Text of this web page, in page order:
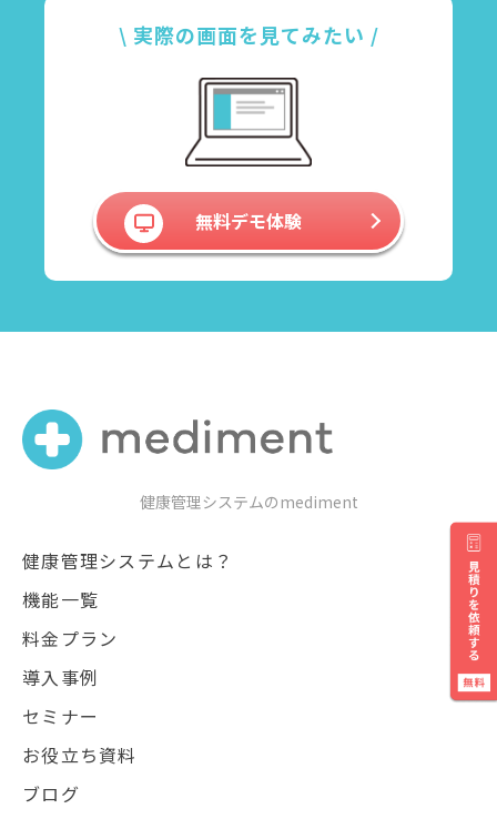
\ 実際の画面を見てみたい /
無料デモ体験
健康管理システムのmediment
健康管理システムとは？
機能一覧
料金プラン
導入事例
セミナー
お役立ち資料
ブログ